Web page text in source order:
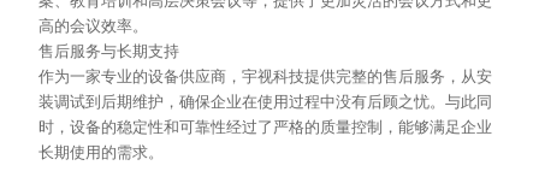
高的会议效率。
售后服务与长期支持
作为一家专业的设备供应商，宇视科技提供完整的售后服务，从安
装调试到后期维护，确保企业在使用过程中没有后顾之忧。与此同
时，设备的稳定性和可靠性经过了严格的质量控制，能够满足企业
长期使用的需求。